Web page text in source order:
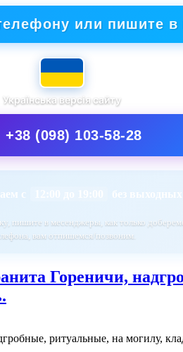
или пишите
Українська версія сайту
+38 (098) 103-58-28
с без выходных
пишите в месенджеры, как только
вам отпишемся/позвоним.
Гореничи,
ритуальные, на могилу,